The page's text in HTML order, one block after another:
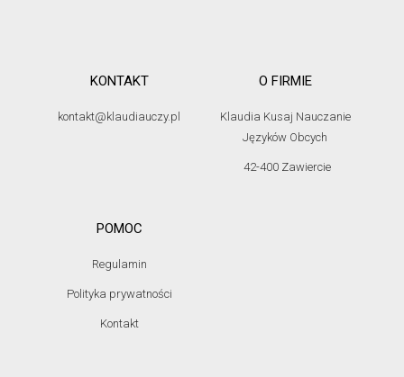
KONTAKT
kontakt@klaudiauczy.pl
O FIRMIE
Klaudia Kusaj Nauczanie
Języków Obcych
42-400 Zawiercie
POMOC
Regulamin
Polityka prywatności
Kontakt